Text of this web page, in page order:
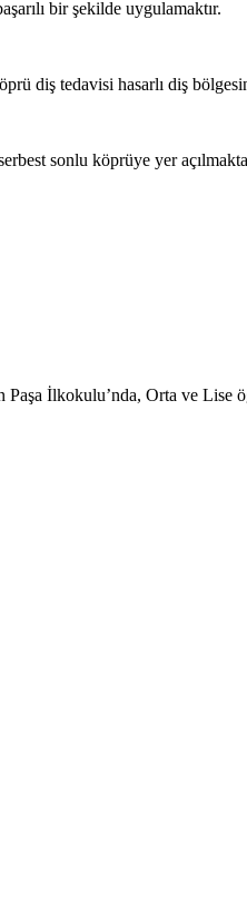
bir şekilde uygulamaktır.
diş tedavisi hasarlı diş
sonlu köprüye yer
İlkokulu’nda, Orta ve Lise